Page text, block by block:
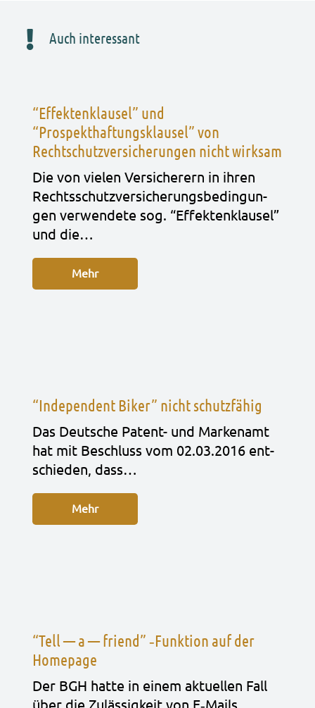
Auch interessant
“Effektenklausel” und
“Prospekthaftungsklausel” von
Rechtschutzversicherungen nicht wirksam
Die von vie­len Ver­si­che­rern in ihren
Rechts­schutz­ver­si­che­rungs­be­din­gun­
gen ver­wen­de­te sog. “Effek­ten­klau­sel”
und die…
Mehr
“Independent Biker” nicht schutzfähig
Das Deut­sche Patent- und Mar­ken­amt
hat mit Beschluss vom 02.03.2016 ent­
schie­den, dass…
Mehr
“Tell — a — friend” ‑Funktion auf der
Homepage
Der BGH hatte in einem aktu­el­len Fall
über die Zuläs­sig­keit von E‑Mails…